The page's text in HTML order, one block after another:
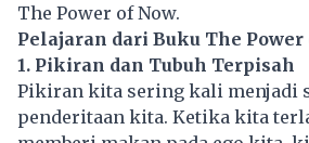
The Power of Now.
Pelajaran dari Buku The Power
1. Pikiran dan Tubuh Terpisah
Pikiran kita sering kali menjadi
penderitaan kita. Ketika kita